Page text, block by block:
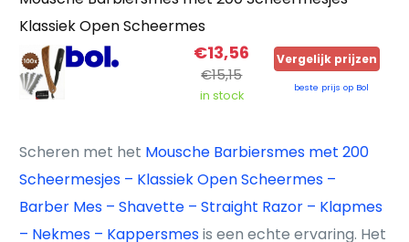
Klassiek Open Scheermes
€13,56
€15,15
in stock
Vergelijk prijzen
beste prijs op Bol
Scheren met het Mousche Barbiersmes met 200
Scheermesjes – Klassiek Open Scheermes –
Barber Mes – Shavette – Straight Razor – Klapmes
– Nekmes – Kappersmesis een echte ervaring. Het